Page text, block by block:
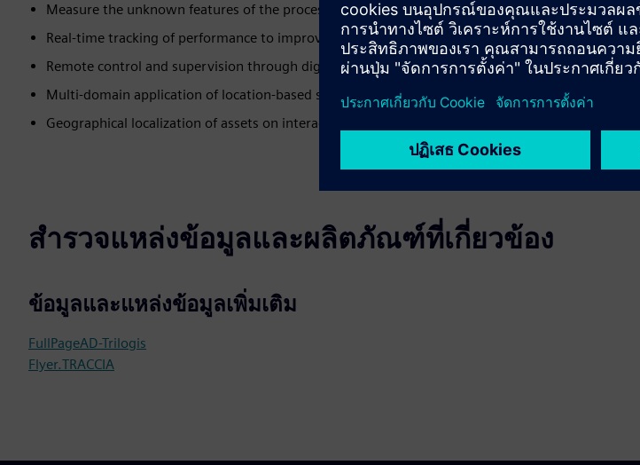
Measure the unknown features of the process: You can improve only what you know
Real-time tracking of performance to improve efficiency and reduce waste of time and resources
Remote control and supervision through digital twin navigation
Multi-domain application of location-based services
Geographical localization of assets on interactive maps.
สำรวจแหล่งข้อมูลและผลิตภัณฑ์ที่เกี่ยวข้อง
ข้อมูลและแหล่งข้อมูลเพิ่มเติม
FullPageAD-Trilogis
Flyer.TRACCIA